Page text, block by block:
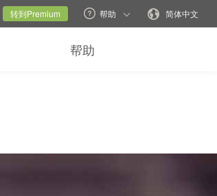
更改语言
转到Premium 帮助 简体中文
帮助